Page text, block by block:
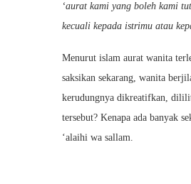
‘aurat kami yang boleh kami
kecuali kepada istrimu atau
Menurut islam aurat wanita
saksikan sekarang, wanita
kerudungnya dikreatifkan,
tersebut? Kenapa ada banyak
‘alaihi wa sallam.